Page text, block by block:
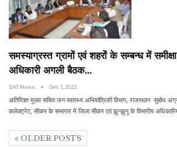
समस्याग्रस्त ग्रामों एवं शहरों के सम्बन्ध में
अधिकारी अगली बैठक…
SAT News Dec 1, 2022
अतिरिक्त मुख्य सचिव जन स्वास्थ्य अभियांत्रिकी विभाग, राजस्थान सुबोध
कलेक्ट्रेट, सीकर के सभागार में जिला सीकर एवं झुन्झुनू के विभागीय
OLDER POSTS